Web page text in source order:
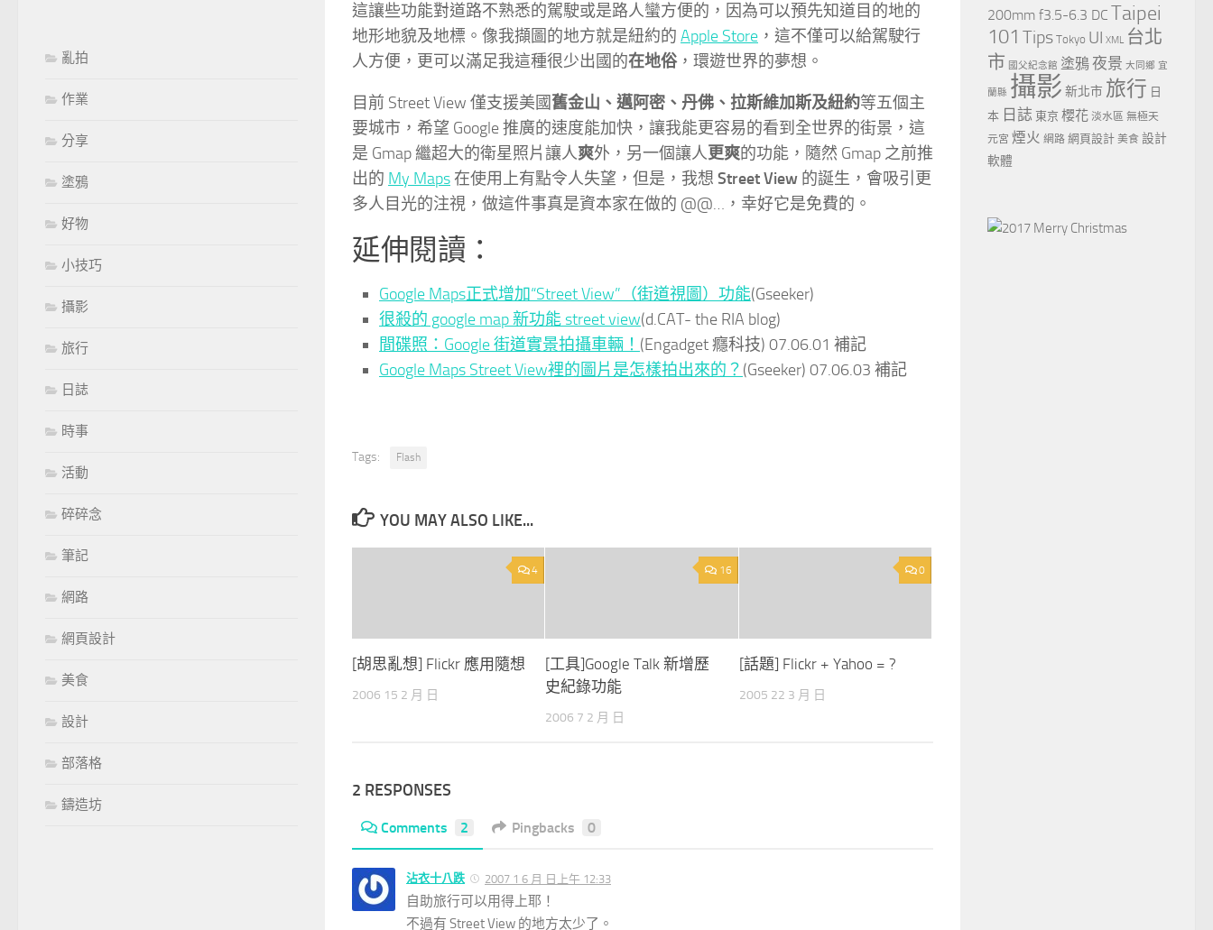
這讓些功能對道路不熟悉的駕駛或是路人蠻方便的，因為可以預先知道目的地的
地形地貌及地標。像我擷圖的地方就是紐約的 Apple Store ，這不僅可以給駕駛行
人方便，更可以滿足我這種很少出國的在地俗，環遊世界的夢想。
目前 Street View 僅支援美國舊金山、邁阿密、丹佛、拉斯維加斯及紐約等五個主
要城市，希望 Google 推廣的速度能加快，讓我能更容易的看到全世界的街景，這
是 Gmap 繼超大的衛星照片讓人爽外，另一個讓人更爽的功能，隨然 Gmap 之前推
出的 My Maps 在使用上有點令人失望，但是，我想 Street View 的誕生，會吸引更
多人目光的注視，做這件事真是資本家在做的 @@…，幸好它是免費的。
延伸閱讀：
Google Maps正式增加“Street View”（街道視圖）功能(Gseeker)
很殺的 google map 新功能 street view(d.CAT- the RIA blog)
間碟照：Google 街道實景拍攝車輛！ (Engadget 癮科技) 07.06.01 補記
Google Maps Street View裡的圖片是怎樣拍出來的？ (Gseeker) 07.06.03 補記
Tags: Flash
YOU MAY ALSO LIKE...
4
[胡思亂想] Flickr 應用隨想
2006 15 2 月 日
16
[工具]Google Talk 新增歷
史紀錄功能
2006 7 2 月 日
0
[話題] Flickr + Yahoo = ?
2005 22 3 月 日
2 RESPONSES
Comments 2 Pingbacks 0
沾衣十八跌 2007 1 6 月 日上午 12:33
自助旅行可以用得上耶！
不過有 Street View 的地方太少了。
亂拍
作業
分享
塗鴉
好物
小技巧
攝影
旅行
日誌
時事
活動
碎碎念
筆記
網路
網頁設計
美食
設計
部落格
鑄造坊
200mm f3.5-6.3 DC Taipei
101 Tips Tokyo UI XML 台北
市 國父紀念館 塗鴉夜景 大同鄉 宜
蘭縣 攝影 新北市 旅行 日
本 日誌 東京 櫻花 淡水區 無極天
元宮 煙火 網路 網頁設計 美食 設計
軟體